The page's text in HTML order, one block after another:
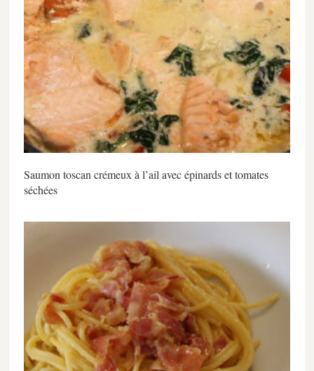
Saumon toscan crémeux à l’ail avec épinards et tomates
séchées